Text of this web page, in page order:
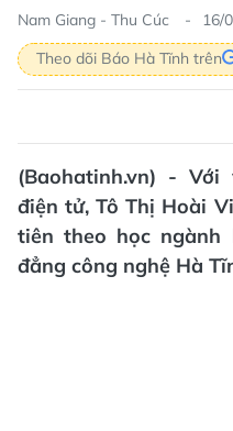
Nam Giang - Thu Cúc
16/
Theo dõi Báo Hà Tĩnh trên
(Baohatinh.vn) -
điện tử, Tô Thị Hoài
tiên theo học ngành
đẳng công nghệ Hà